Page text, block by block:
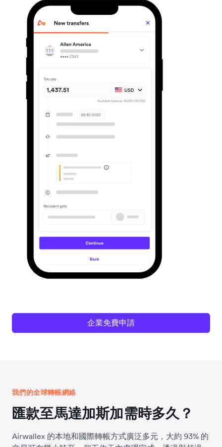
企業免費申請
我們的全球轉帳網絡
匯款至馬達加斯加需時多久？
Airwallex 的本地和國際轉帳方式廣泛多元，大約 93% 的